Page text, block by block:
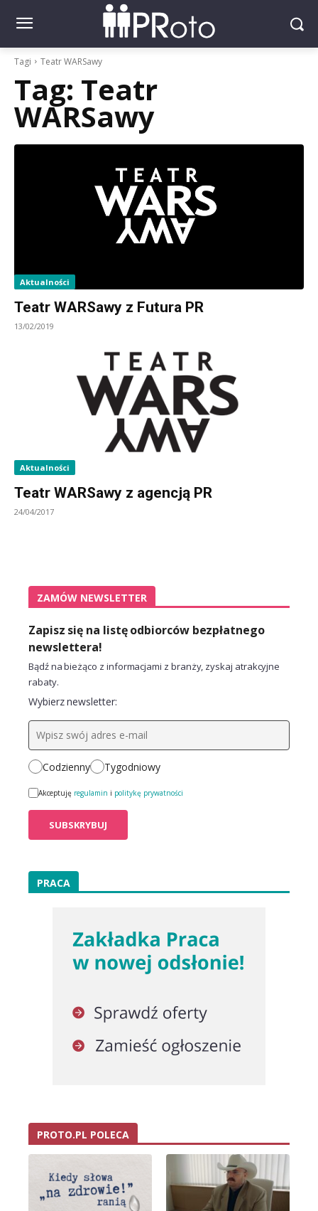
Tagi Teatr WARSawy
Tag: Teatr
WARSawy
Aktualności
Teatr WARSawy z Futura PR
13/02/2019
Aktualności
Teatr WARSawy z agencją PR
24/04/2017
ZAMÓW NEWSLETTER
Zapisz się na listę odbiorców bezpłatnego
newslettera!
Bądź na bieżąco z informacjami z branży, zyskaj atrakcyjne
rabaty.
Wybierz newsletter:
Codzienny Tygodniowy
Akceptuję regulamin i politykę prywatności
PRACA
PROTO.PL POLECA